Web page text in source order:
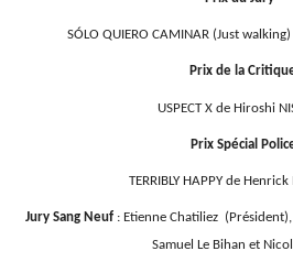
SÓLO QUIERO CAMINAR (Just
Prix de la
USPECT X de Hiroshi
Prix Spécial
TERRIBLY HAPPY de Henrick
Jury Sang Neuf : Etienne Chatiliez
Samuel Le Bihan et